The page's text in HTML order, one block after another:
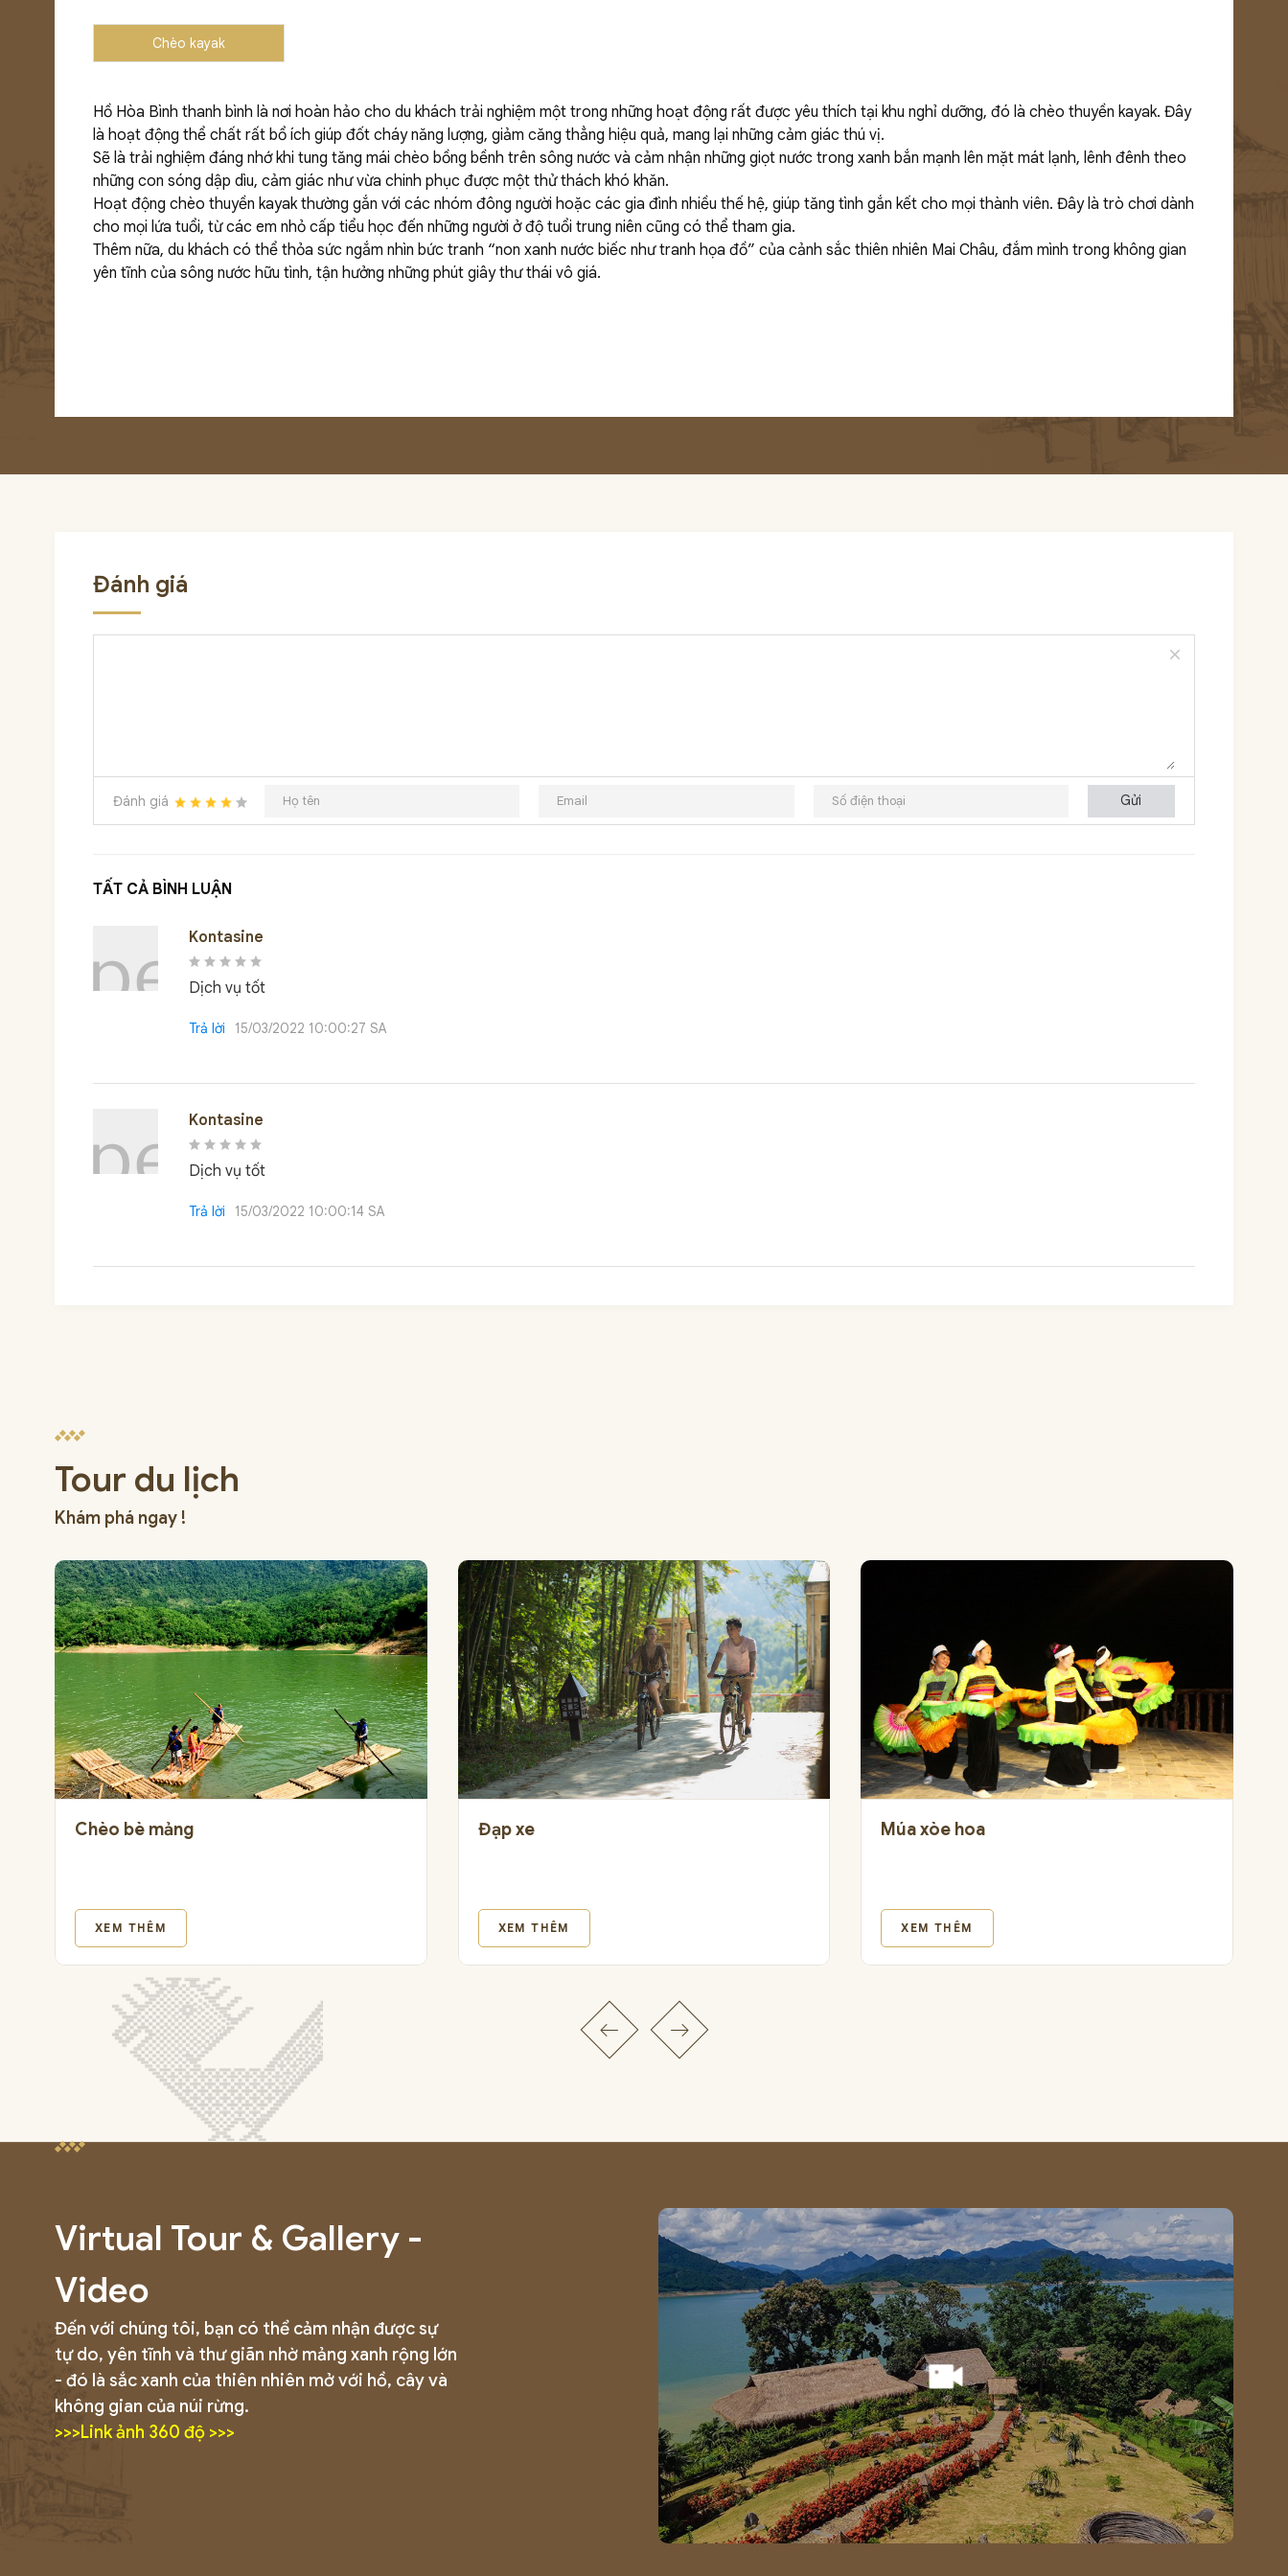
Chèo kayak
Hồ Hòa Bình thanh bình là nơi hoàn hảo cho du khách trải nghiệm một trong những hoạt động rất được yêu thích tại khu nghỉ dưỡng, đó là chèo thuyền kayak. Đây
là hoạt động thể chất rất bổ ích giúp đốt cháy năng lượng, giảm căng thẳng hiệu quả, mang lại những cảm giác thú vị.
Sẽ là trải nghiệm đáng nhớ khi tung tăng mái chèo bồng bềnh trên sông nước và cảm nhận những giọt nước trong xanh bắn mạnh lên mặt mát lạnh, lênh đênh theo
những con sóng dập dìu, cảm giác như vừa chinh phục được một thử thách khó khăn.
Hoạt động chèo thuyền kayak thường gắn với các nhóm đông người hoặc các gia đình nhiều thế hệ, giúp tăng tình gắn kết cho mọi thành viên. Đây là trò chơi dành
cho mọi lứa tuổi, từ các em nhỏ cấp tiểu học đến những người ở độ tuổi trung niên cũng có thể tham gia.
Thêm nữa, du khách có thể thỏa sức ngắm nhìn bức tranh “non xanh nước biếc như tranh họa đồ” của cảnh sắc thiên nhiên Mai Châu, đắm mình trong không gian
yên tĩnh của sông nước hữu tình, tận hưởng những phút giây thư thái vô giá.
Đánh giá
close
Đánh giá Gửi
TẤT CẢ BÌNH LUẬN
Kontasine
Dịch vụ tốt
Trả lời 15/03/2022 10:00:27 SA
Kontasine
Dịch vụ tốt
Trả lời 15/03/2022 10:00:14 SA
Tour du lịch
Khám phá ngay !
Chèo bè mảng
XEM THÊM
Đạp xe
XEM THÊM
Múa xòe hoa
XEM THÊM
Virtual Tour & Gallery -
Video
Đến với chúng tôi, bạn có thể cảm nhận được sự
tự do, yên tĩnh và thư giãn nhờ mảng xanh rộng lớn
- đó là sắc xanh của thiên nhiên mở với hồ, cây và
không gian của núi rừng.
>>>Link ảnh 360 độ >>>